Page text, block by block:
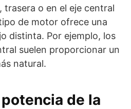
trasera o en el eje central
de motor ofrece una
distinta. Por ejemplo, los
suelen proporcionar un
natural.
de la